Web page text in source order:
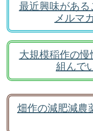
最近興味があ
メルマ
大規模稲作の慢
組んで
畑作の減肥減農